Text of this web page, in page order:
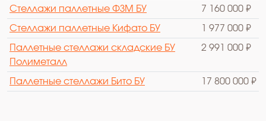
Стеллажи паллетные ФЗМ БУ 7 160 000 ₽
Стеллажи паллетные Кифато БУ 1 977 000 ₽
Паллетные стеллажи складские БУ
Полиметалл
2 991 000 ₽
Паллетные стеллажи Бито БУ 17 800 000 ₽